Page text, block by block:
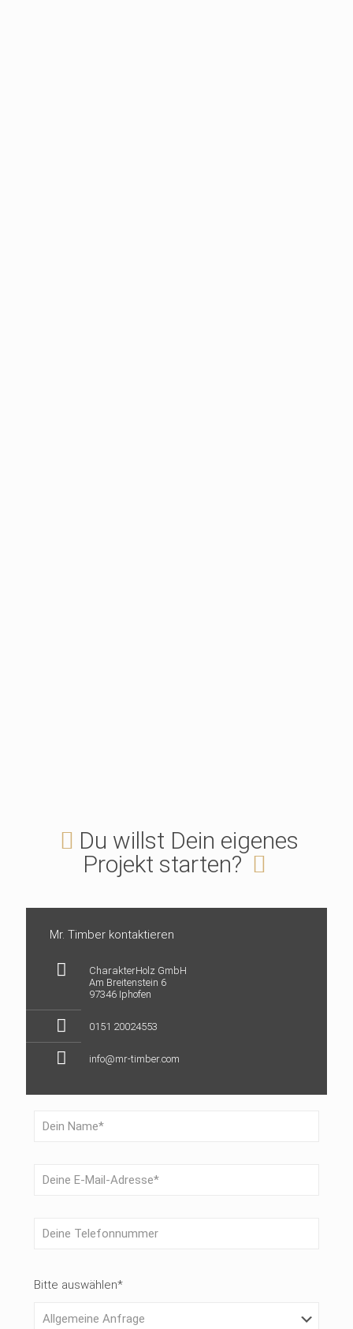
Du willst Dein eigenes
Projekt starten?
Mr. Timber kontaktieren
CharakterHolz GmbH
Am Breitenstein 6
97346 Iphofen
0151 20024553
info@mr-timber.com
Bitte auswählen*